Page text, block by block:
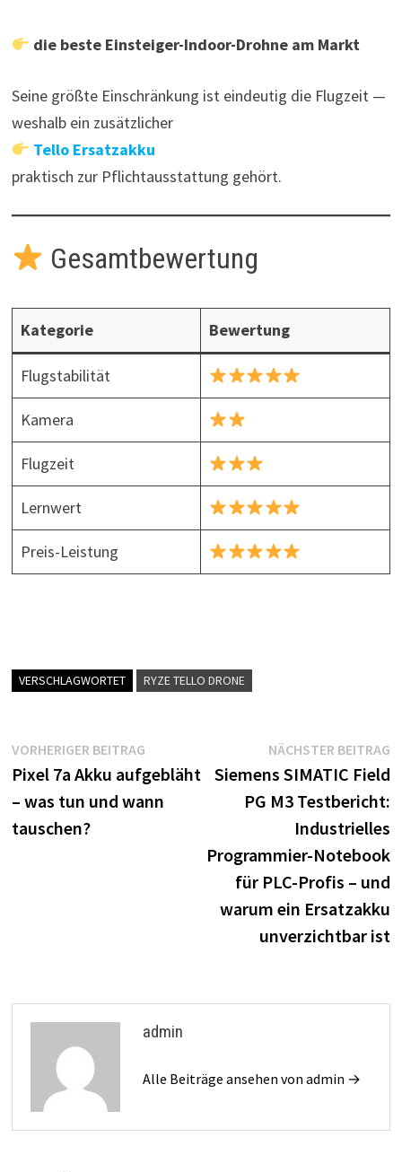
die beste Einsteiger-Indoor-Drohne am Markt
Seine größte Einschränkung ist eindeutig die Flugzeit —
weshalb ein zusätzlicher
Tello Ersatzakku
praktisch zur Pflichtausstattung gehört.
Gesamtbewertung
Kategorie Bewertung
Flugstabilität
Kamera
Flugzeit
Lernwert
Preis-Leistung
VERSCHLAGWORTET RYZE TELLO DRONE
Beitragsnavigation
VORHERIGER BEITRAGVorheriger
Beitrag:
Pixel 7a Akku aufgebläht
– was tun und wann
tauschen?
NÄCHSTER BEITRAG
Siemens SIMATIC Field
PG M3 Testbericht:
Industrielles
Programmier-Notebook
für PLC-Profis – und
warum ein Ersatzakku
unverzichtbar ist
admin
Alle Beiträge ansehen von admin →